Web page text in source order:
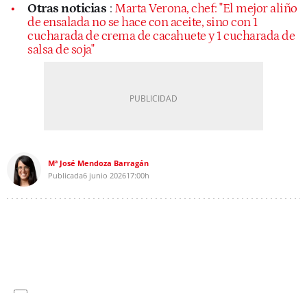
Otras noticias : Marta Verona, chef: "El mejor aliño
de ensalada no se hace con aceite, sino con 1
cucharada de crema de cacahuete y 1 cucharada de
salsa de soja"
Mª José Mendoza Barragán
Publicada6 junio 202617:00h